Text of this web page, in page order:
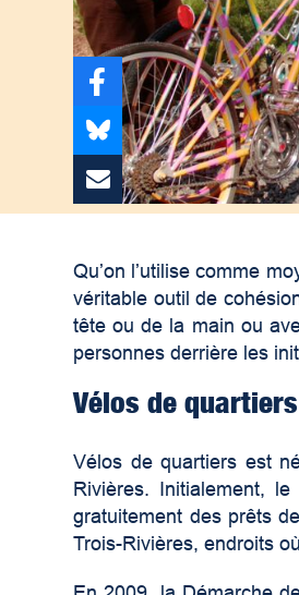
Qu’on l’utilise comme
véritable outil de
tête ou de la main ou
personnes derrière les
Vélos de quartiers
Vélos de quartiers est
Rivières. Initialement,
gratuitement des prêts
Trois-Rivières, endroits